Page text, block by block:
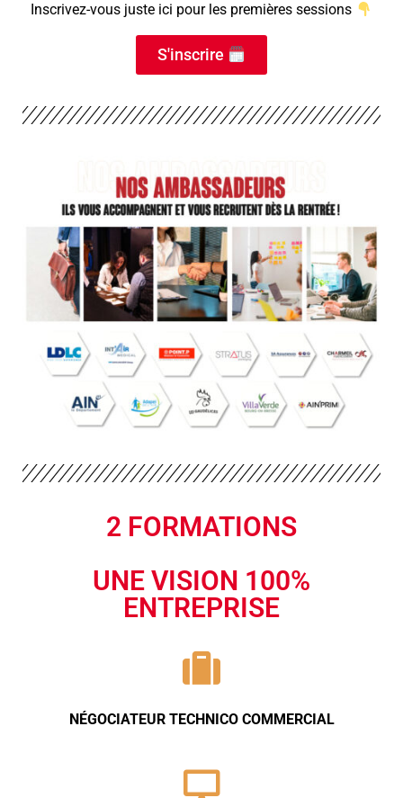
Inscrivez-vous juste ici pour les premières sessions
S'inscrire
2 FORMATIONS
UNE VISION 100%
ENTREPRISE
NÉGOCIATEUR TECHNICO COMMERCIAL